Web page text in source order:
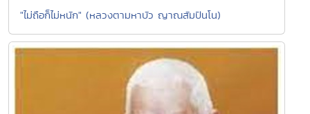
"ไม่ถือก็ไม่หนัก" (หลวงตามหาบัว ญาณสัมปันโน)